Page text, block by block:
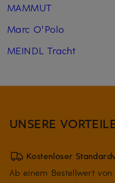
MAMMUT
Marc O'Polo
MEINDL Tracht
UNSERE
Kostenloser
Ab einem Bestellwert